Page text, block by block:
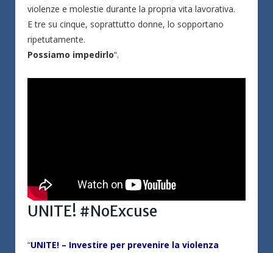
violenze e molestie durante la propria vita lavorativa.
E tre su cinque, soprattutto donne, lo sopportano
ripetutamente.
Possiamo impedirlo“.
UNITE! #NoExcuse
“UNITE! – Investire per prevenire la violenza